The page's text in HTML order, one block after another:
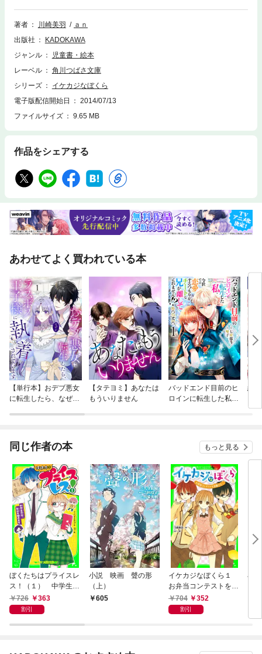
著者 川崎美羽
ａｎ
出版社
KADOKAWA
ジャンル
児童書・絵本
レーベル
角川つばさ文庫
シリーズ
イケカジなぼくら
電子版配信開始日
2014/07/13
ファイルサイズ
9.65 MB
作品をシェアする
あわせてよく買われている本
【単行本】おデブ悪女
に転生したら、なぜか
【タテヨミ】あなたは
もういりません
バッドエンド目前のヒ
ロインに転生した私、
結
同じ作者の本 もっと見る
ぼくたちはプライスレ
ス！（１） 中学生作
家、取材を始めます
726 363
割引
小説 映画 聲の形
（上）
605
イケカジなぼくら１
お弁当コンテストを攻
略せよ☆
704 352
割引
小